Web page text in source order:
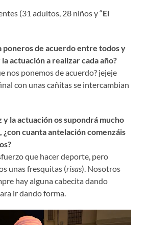
(31 adultos, 28 niños y “El
poneros de acuerdo entre todos y
actuación a realizar cada año?
nos ponemos de acuerdo? jejeje
con unas cañitas se intercambian
la actuación os supondrá mucho
cuanta antelación comenzáis
que hacer deporte, pero
unas fresquitas (risas). Nosotros
hay alguna cabecita dando
ir dando forma.